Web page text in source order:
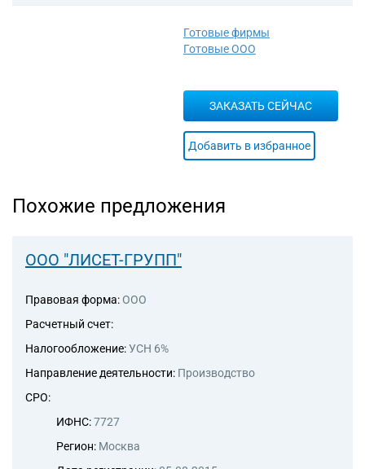
Готовые фирмы
Готовые ООО
ЗАКАЗАТЬ СЕЙЧАС
Добавить в избранное
Похожие предложения
ООО "ЛИСЕТ-ГРУПП"
Правовая форма: ООО
Расчетный счет:
Налогообложение:УСН 6%
Направление деятельности: Производство
СРО:
ИФНС:7727
Регион: Москва